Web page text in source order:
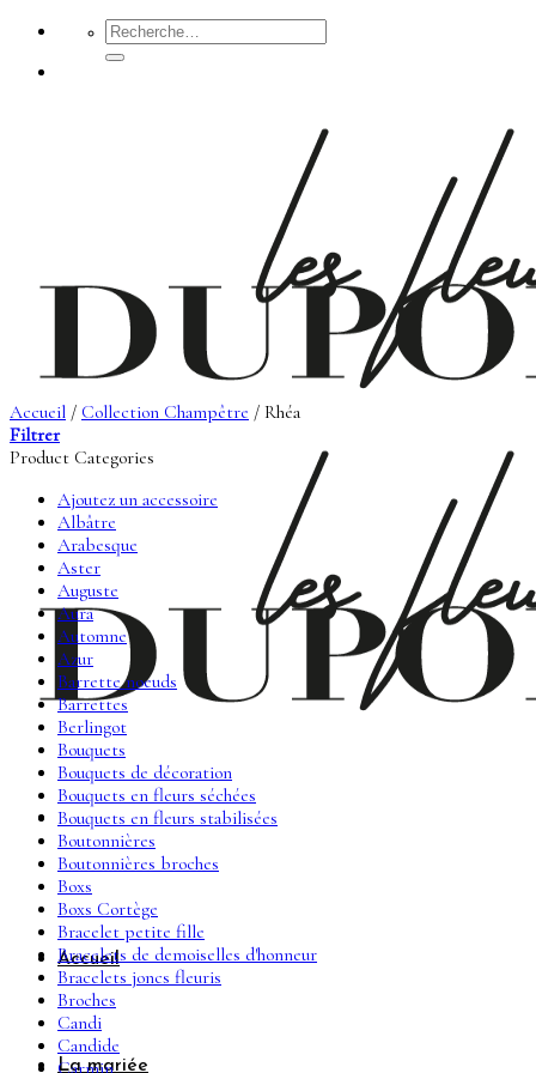
Passer
contenu
Recherche
pour :
Accueil
La mariée
Accueil / Collection Champêtre / Rhéa
Filtrer
Product Categories
Ajoutez un accessoire
Albâtre
Arabesque
Aster
Auguste
Aura
Automne
Azur
Barrette noeuds
Barrettes
Berlingot
Bouquets
Bouquets de décoration
Bouquets en fleurs séchées
Bouquets en fleurs stabilisées
Boutonnières
Boutonnières broches
Boxs
Boxs Cortège
Bracelet petite fille
Bracelets de demoiselles d'honneur
Bracelets joncs fleuris
Broches
Candi
Candide